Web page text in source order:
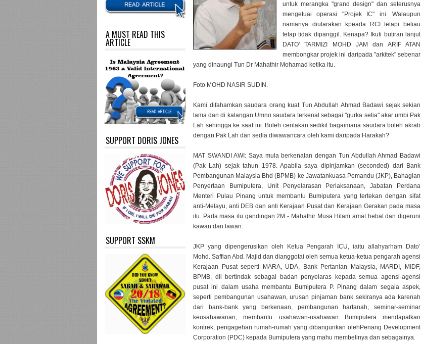
A MUST READ THIS
ARTICLE
SUPPORT DORIS JONES
SUPPORT SSKM
untuk merangka "grand design" dan seterusnya
mengetuai operasi "Projek IC" ini. Walaupun
namanya diutarakan kpeada RCI tetapi beliau
tetap tidak dipanggil. Kenapa? Ikuti butiran lanjut
DATO' TARMIZI MOHD JAM dan ARIF ATAN
membongkar projek ini daripada "arkitek" sebenar
yang dinaungi Tun Dr Mahathir Mohamad ketika itu.
Foto MOHD NASIR SUDIN.
Kami difahamkan saudara orang kuat Tun Abdullah Ahmad Badawi sejak sekian
lama dan di kalangan Umno saudara terkenal sebagai "gurka setia" akar umbi Pak
Lah sehingga ke saat ini. Boleh ceritakan sedikit bagaimana saudara boleh akrab
dengan Pak Lah dan sedia diwawancara oleh kami daripada Harakah?
MAT SWANDI AWI: Saya mula berkenalan dengan Tun Abdullah Ahmad Badawi
(Pak Lah) sejak tahun 1978. Apabila saya dipinjamkan (seconded) dari Bank
Pembangunan Malaysia Bhd (BPMB) ke Jawatankuasa Pemandu (JKP), Bahagian
Penyertaan Bumiputera, Unit Penyelarasan Perlaksanaan, Jabatan Perdana
Menteri Pulau Pinang untuk membantu Bumiputera yang tertekan dengan sifat
anti-Melayu, anti DEB dan anti Kerajaan Pusat dan Kerajaan Gerakan pada masa
itu. Pada masa itu gandingan 2M - Mahathir Musa Hitam amat hebat dan digeruni
kawan dan lawan.
JKP yang dipengerusikan oleh Ketua Pengarah ICU, iaitu allahyarham Dato’
Mohd. Saffian Abd. Majid dan dianggotai oleh semua ketua-ketua pengarah agensi
Kerajaan Pusat seperti MARA, UDA, Bank Pertanian Malaysia, MARDI, MIDF,
BPMB, dll bertindak sebagai badan penyelaras kepada semua agensi-agensi
pusat ini dalam usaha membantu Bumiputera P. Pinang dalam segala aspek,
seperti pembangunan usahawan, urusan pinjaman bank sekiranya ada karenah
dari bank-bank yang berkenaan, pembangunan hartanah, seminar-seminar
keusahawanan, membantu usahawan-usahawan Bumiputera mendapatkan
kontrek, pengagehan rumah-rumah yang dibangunkan olehPenang Development
Corporation (PDC) kepada Bumiputera yang mahu membelinya dan sebagainya.